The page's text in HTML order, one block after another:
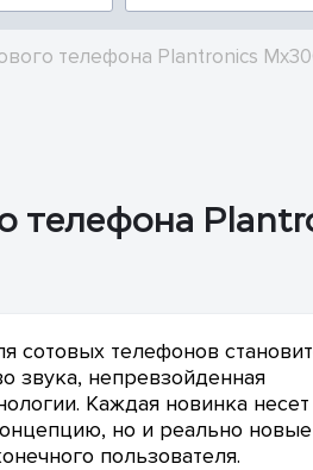
телефона Plantronics
телефона
сотовых телефонов
звука, непревзойденная
Каждая новинка несет
но и реально новые
пользователя.